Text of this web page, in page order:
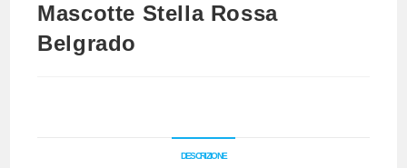
Mascotte Stella Rossa
Belgrado
DESCRIZIONE